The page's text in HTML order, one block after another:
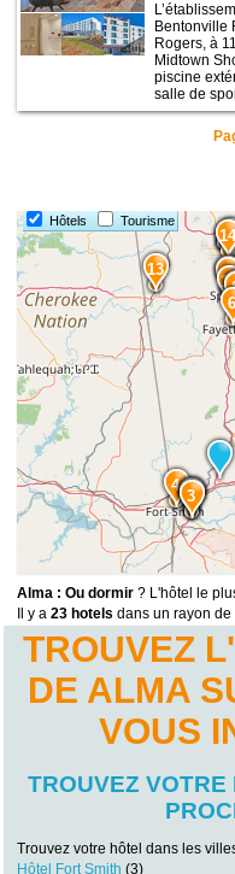
Bentonville
Rogers, à
Midtown
piscine
salle de
Hôtels Tourisme
14
13
12
11
4
3
2
1
Alma : Ou dormir ? L'hôtel le
Il y a23 hotels dans un rayon
TROUVEZ
DE ALMA
VOUS
TROUVEZ
Trouvez votre hôtel dans les
Hôtel Fort Smith (3)